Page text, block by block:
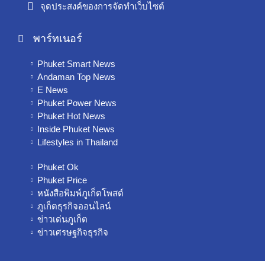
จุดประสงค์ของการจัดทำเว็บไซต์
พาร์ทเนอร์
Phuket Smart News
Andaman Top News
E News
Phuket Power News
Phuket Hot News
Inside Phuket News
Lifestyles in Thailand
Phuket Ok
Phuket Price
หนังสือพิมพ์ภูเก็ตโพสต์
ภูเก็ตธุรกิจออนไลน์
ข่าวเด่นภูเก็ต
ข่าวเศรษฐกิจธุรกิจ